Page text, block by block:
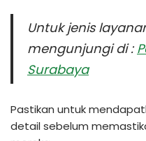
Untuk jenis
mengunjungi di :
Surabaya
Pastikan untuk
detail sebelum